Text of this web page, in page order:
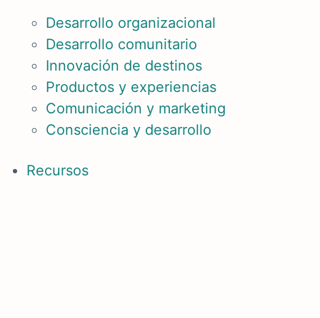
Desarrollo organizacional
Desarrollo comunitario
Innovación de destinos
Productos y experiencias
Comunicación y marketing
Consciencia y desarrollo
Recursos